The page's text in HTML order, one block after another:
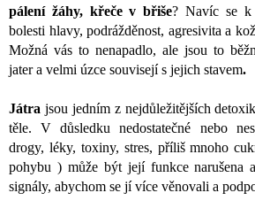
pálení žáhy, křeče v břiše? Navíc se k
bolesti hlavy, podrážděnost, agresivita a
Možná vás to nenapadlo, ale jsou to
jater a velmi úzce souvisejí s jejich stavem.
Játra jsou jedním z nejdůležitějších
těle. V důsledku nedostatečné nebo
drogy, léky, toxiny, stres, příliš mnoho
pohybu ) může být její funkce narušena
signály, abychom se jí více věnovali a